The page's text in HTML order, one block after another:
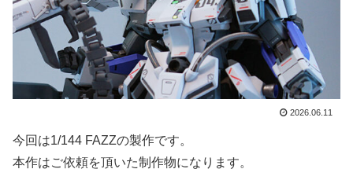
2026.06.11
今回は1/144 FAZZの製作です。
本作はご依頼を頂いた制作物になります。